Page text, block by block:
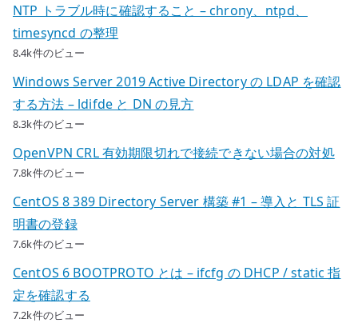
NTP トラブル時に確認すること – chrony、ntpd、
timesyncd の整理
8.4k件のビュー
Windows Server 2019 Active Directory の LDAP を確認
する方法 – ldifde と DN の見方
8.3k件のビュー
OpenVPN CRL 有効期限切れで接続できない場合の対処
7.8k件のビュー
CentOS 8 389 Directory Server 構築 #1 – 導入と TLS 証
明書の登録
7.6k件のビュー
CentOS 6 BOOTPROTO とは – ifcfg の DHCP / static 指
定を確認する
7.2k件のビュー